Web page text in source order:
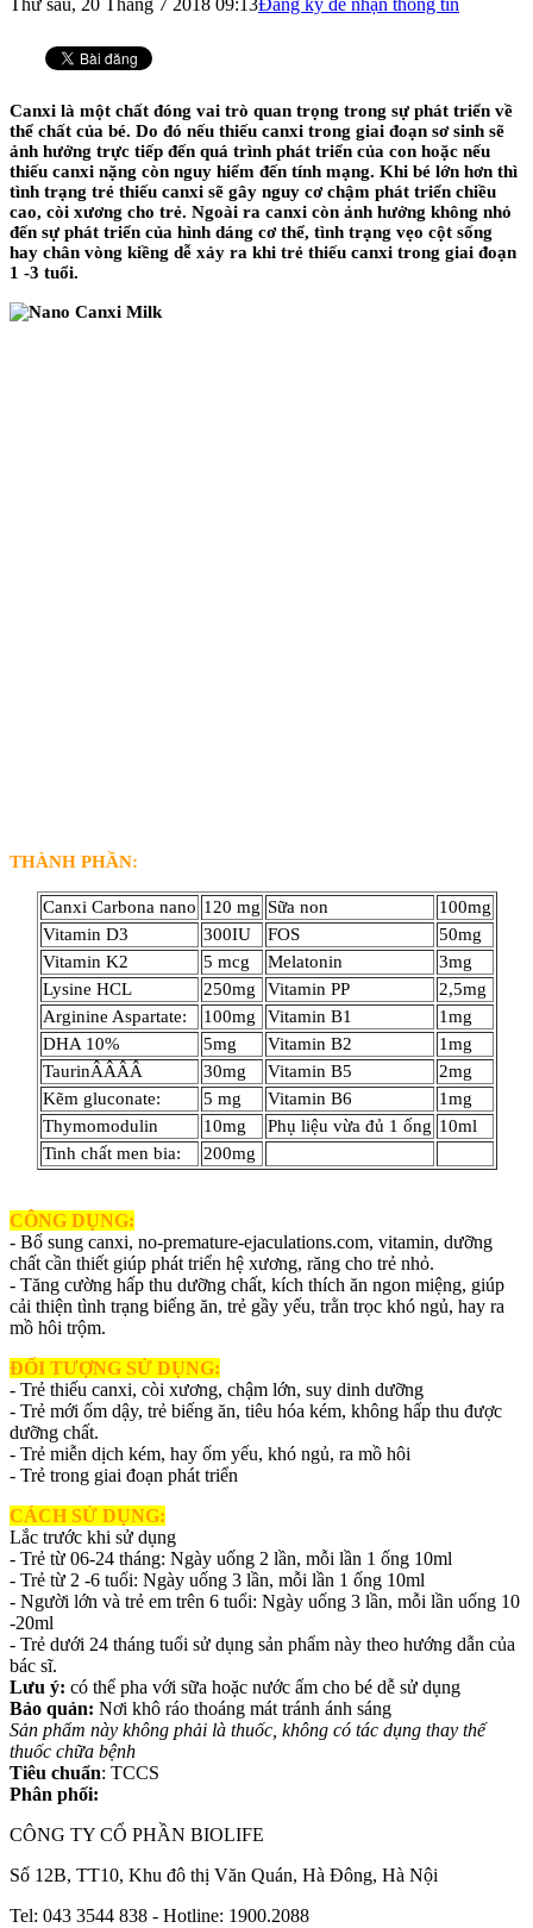
Canxi là một chất đóng vai trò quan trọng trong sự phát triển về
thể chất của bé. Do đó nếu thiếu canxi trong giai đoạn sơ sinh sẽ
ảnh hưởng trực tiếp đến quá trình phát triển của con hoặc nếu
thiếu canxi nặng còn nguy hiểm đến tính mạng. Khi bé lớn hơn thì
tình trạng trẻ thiếu canxi sẽ gây nguy cơ chậm phát triển chiều
cao, còi xương cho trẻ. Ngoài ra canxi còn ảnh hưởng không nhỏ
đến sự phát triển của hình dáng cơ thể, tình trạng vẹo cột sống
hay chân vòng kiềng dễ xảy ra khi trẻ thiếu canxi trong giai đoạn
1 -3 tuổi.
THÀNH PHẦN:
Canxi Carbona nano 120 mg Sữa non
100mg
Vitamin D3
300IU FOS
50mg
Vitamin K2
5 mcg Melatonin
3mg
Lysine HCL
250mg Vitamin PP
2,5mg
Arginine Aspartate:
100mg Vitamin B1
1mg
DHA 10%
5mg Vitamin B2
1mg
TaurinÂÂÂÂ
30mg Vitamin B5
2mg
Kẽm gluconate:
5 mg Vitamin B6
1mg
Thymomodulin
10mg Phụ liệu vừa đủ 1 ống 10ml
Tinh chất men bia:
200mg
CÔNG DỤNG:
- Bổ sung canxi, no-premature-ejaculations.com, vitamin, dưỡng
chất cần thiết giúp phát triển hệ xương, răng cho trẻ nhỏ.
- Tăng cường hấp thu dưỡng chất, kích thích ăn ngon miệng, giúp
cải thiện tình trạng biếng ăn, trẻ gầy yếu, trằn trọc khó ngủ, hay ra
mồ hôi trộm.
ĐỐI TƯỢNG SỬ DỤNG:
- Trẻ thiếu canxi, còi xương, chậm lớn, suy dinh dưỡng
- Trẻ mới ốm dậy, trẻ biếng ăn, tiêu hóa kém, không hấp thu được
dưỡng chất.
- Trẻ miễn dịch kém, hay ốm yếu, khó ngủ, ra mồ hôi
- Trẻ trong giai đoạn phát triển
CÁCH SỬ DỤNG:
Lắc trước khi sử dụng
- Trẻ từ 06-24 tháng: Ngày uống 2 lần, mỗi lần 1 ống 10ml
- Trẻ từ 2 -6 tuổi: Ngày uống 3 lần, mỗi lần 1 ống 10ml
- Người lớn và trẻ em trên 6 tuổi: Ngày uống 3 lần, mỗi lần uống 10
-20ml
- Trẻ dưới 24 tháng tuổi sử dụng sản phẩm này theo hướng dẫn của
bác sĩ.
Lưu ý: có thể pha với sữa hoặc nước ấm cho bé dễ sử dụng
Bảo quản: Nơi khô ráo thoáng mát tránh ánh sáng
Sản phẩm này không phải là thuốc, không có tác dụng thay thế
thuốc chữa bệnh
Tiêu chuẩn: TCCS
Phân phối:
CÔNG TY CỔ PHẦN BIOLIFE
Số 12B, TT10, Khu đô thị Văn Quán, Hà Đông, Hà Nội
Tel: 043 3544 838 - Hotline: 1900.2088